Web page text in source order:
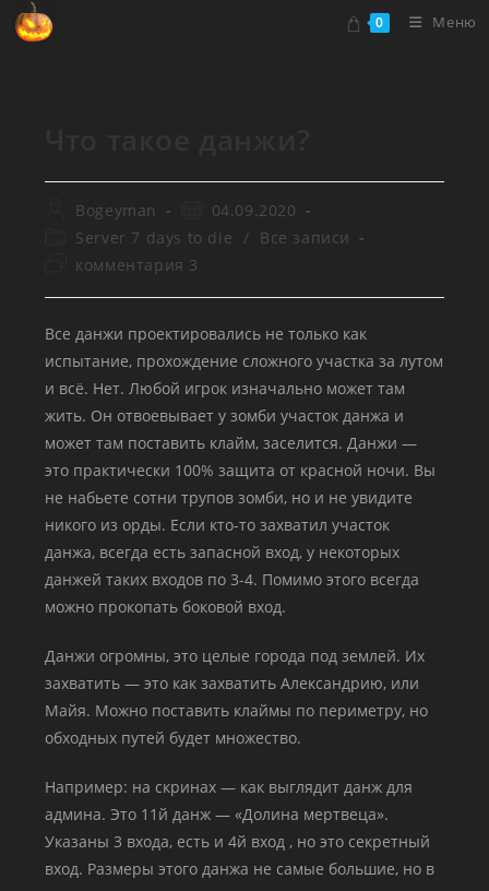
Перейти
0 Меню
Автор
записи:
Bogeyman
Запись
опубликована:
04.09.2020
Рубрика
Server 7 days to die / Все записи
Комментарии
записи:
комментария 3
Все данжи проектировались не только как
испытание, прохождение сложного участка за лутом
и всё. Нет. Любой игрок изначально может там
жить. Он отвоевывает у зомби участок данжа и
может там поставить клайм, заселится. Данжи —
это практически 100% защита от красной ночи. Вы
не набьете сотни трупов зомби, но и не увидите
никого из орды. Если кто-то захватил участок
данжа, всегда есть запасной вход, у некоторых
данжей таких входов по 3-4. Помимо этого всегда
можно прокопать боковой вход.
Данжи огромны, это целые города под землей. Их
захватить — это как захватить Александрию, или
Майя. Можно поставить клаймы по периметру, но
обходных путей будет множество.
Например: на скринах — как выглядит данж для
админа. Это 11й данж — «Долина мертвеца».
Указаны 3 входа, есть и 4й вход , но это секретный
вход. Размеры этого данжа не самые большие, но в